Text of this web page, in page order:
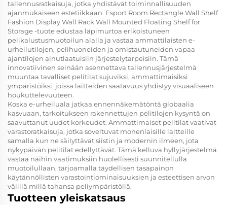
tallennusratkaisuja, jotka yhdistävät toiminnallisuuden
ajanmukaiseen estetiikkaan. Esport Room Rectangle Wall Shelf
Fashion Display Wall Rack Wall Mounted Floating Shelf for
Storage -tuote edustaa läpimurtoa erikoistuneen
pelikalustusmuotoilun alalla ja vastaa ammattilaisten e-
urheilutilojen, pelihuoneiden ja omistautuneiden vapaa-
ajantilojen ainutlaatuisiin järjestelytarpeisiin. Tämä
innovatiivinen seinään asennettava tallennusjärjestelmä
muuntaa tavalliset pelitilat sujuviksi, ammattimaisiksi
ympäristöiksi, joissa laitteiden saatavuus yhdistyy visuaaliseen
houkuttelevuuteen.
Koska e-urheiluala jatkaa ennennäkemätöntä globaalia
kasvuaan, tarkoitukseen rakennettujen pelitilojen kysyntä on
saavuttanut uudet korkeudet. Ammattimaiset pelitilat vaativat
varastoratkaisuja, jotka soveltuvat monenlaisille laitteille
samalla kun ne säilyttävät siistin ja modernin ilmeen, jota
nykypäivän pelitilat edellyttävät. Tämä kelluva hyllyjärjestelmä
vastaa näihin vaatimuksiin huolellisesti suunnitellulla
muotoilullaan, tarjoamalla täydellisen tasapainon
käytännöllisten varastointiominaisuuksien ja esteettisen arvon
välillä millä tahansa peliympäristöllä.
Tuotteen yleiskatsaus